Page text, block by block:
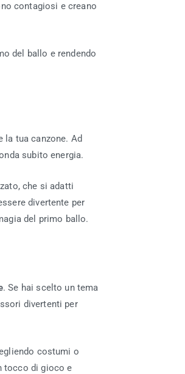
contagiosi e creano
del ballo e rendendo
la tua canzone. Ad
subito energia.
che si adatti
divertente per
del primo ballo.
. Se hai scelto un tema
divertenti per
costumi o
tocco di gioco e